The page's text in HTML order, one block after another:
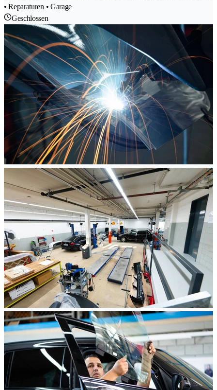
• Reparaturen • Garage
Geschlossen